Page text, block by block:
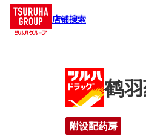
店铺搜索
鹤
附设配药房